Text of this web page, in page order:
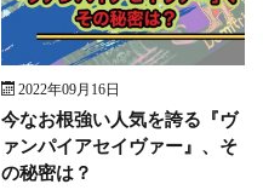
2022年09月16日
今なお根強い人気を誇る『ヴ
ァンパイアセイヴァー』、そ
の秘密は？